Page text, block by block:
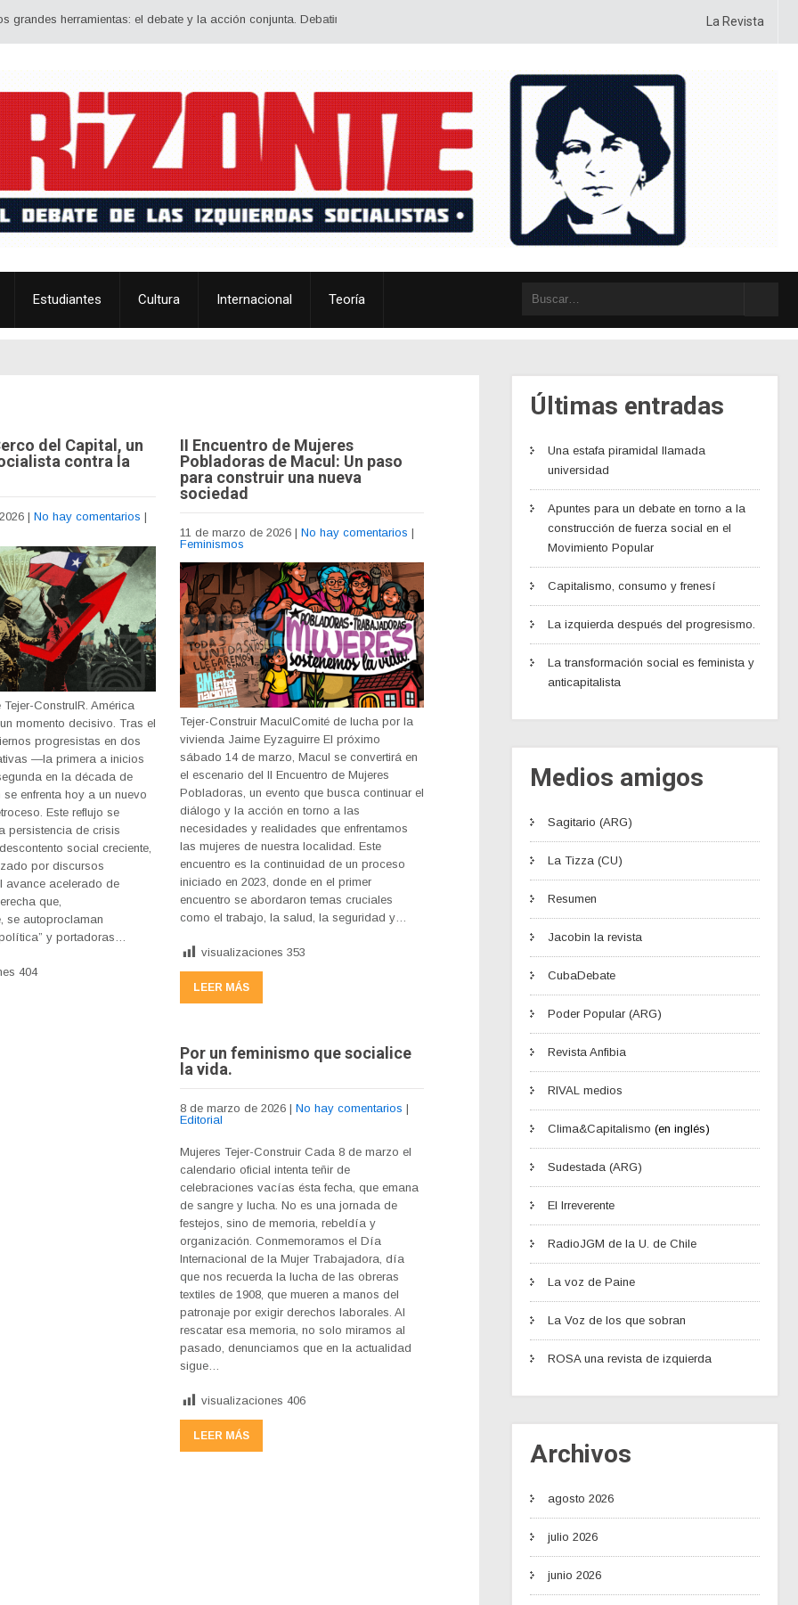
herramientas: el debate y la acción conjunta. Debatir estrategia, ideología, táctica y posiciones, con sentido crítico y autocrítico, con pasión y
La Revista
Estudiantes Cultura Internacional Teoría
del Capital, un
contra la
| No hay comentarios |
ConstruIR. América
momento decisivo. Tras el
progresistas en dos
—la primera a inicios
en la década de
enfrenta hoy a un nuevo
Este reflujo se
persistencia de crisis
social creciente,
por discursos
avance acelerado de
que,
se autoproclaman
y portadoras…
404
II Encuentro de Mujeres
Pobladoras de Macul: Un paso
para construir una nueva
sociedad
11 de marzo de 2026 |No hay comentarios |
Feminismos
Tejer-Construir MaculComité de lucha por la
vivienda Jaime Eyzaguirre El próximo
sábado 14 de marzo, Macul se convertirá en
el escenario del II Encuentro de Mujeres
Pobladoras, un evento que busca continuar el
diálogo y la acción en torno a las
necesidades y realidades que enfrentamos
las mujeres de nuestra localidad. Este
encuentro es la continuidad de un proceso
iniciado en 2023, donde en el primer
encuentro se abordaron temas cruciales
como el trabajo, la salud, la seguridad y…
visualizaciones 353
LEER MÁS
Por un feminismo que socialice
la vida.
8 de marzo de 2026 |No hay comentarios |
Editorial
Mujeres Tejer-Construir Cada 8 de marzo el
calendario oficial intenta teñir de
celebraciones vacías ésta fecha, que emana
de sangre y lucha. No es una jornada de
festejos, sino de memoria, rebeldía y
organización. Conmemoramos el Día
Internacional de la Mujer Trabajadora, día
que nos recuerda la lucha de las obreras
textiles de 1908, que mueren a manos del
patronaje por exigir derechos laborales. Al
rescatar esa memoria, no solo miramos al
pasado, denunciamos que en la actualidad
sigue…
visualizaciones 406
LEER MÁS
Últimas entradas
Una estafa piramidal llamada
universidad
Apuntes para un debate en torno a la
construcción de fuerza social en el
Movimiento Popular
Capitalismo, consumo y frenesí
La izquierda después del progresismo.
La transformación social es feminista y
anticapitalista
Medios amigos
Sagitario (ARG)
La Tizza (CU)
Resumen
Jacobin la revista
CubaDebate
Poder Popular (ARG)
Revista Anfibia
RIVAL medios
Clima&Capitalismo (en inglés)
Sudestada (ARG)
El Irreverente
RadioJGM de la U. de Chile
La voz de Paine
La Voz de los que sobran
ROSA una revista de izquierda
Archivos
agosto 2026
julio 2026
junio 2026